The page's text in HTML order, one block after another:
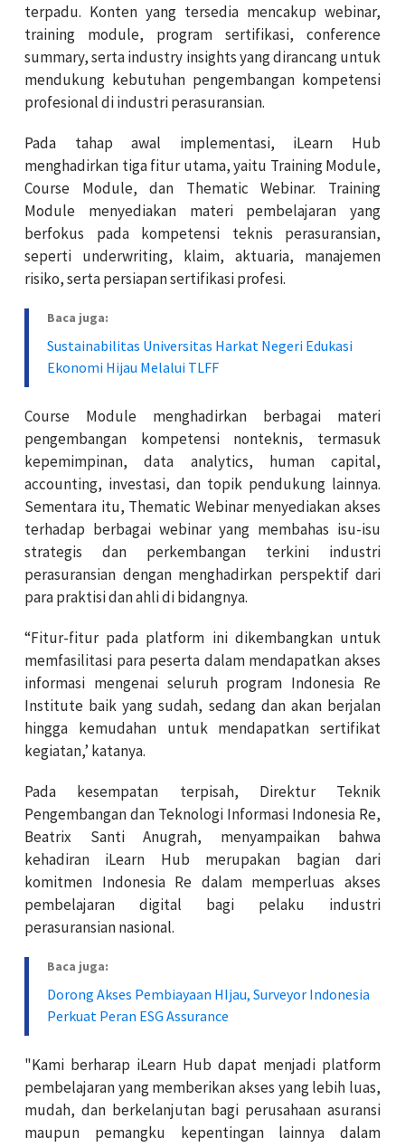
terpadu. Konten yang tersedia mencakup webinar,
training module, program sertifikasi, conference
summary, serta industry insights yang dirancang untuk
mendukung kebutuhan pengembangan kompetensi
profesional di industri perasuransian.
Pada tahap awal implementasi, iLearn Hub
menghadirkan tiga fitur utama, yaitu Training Module,
Course Module, dan Thematic Webinar. Training
Module menyediakan materi pembelajaran yang
berfokus pada kompetensi teknis perasuransian,
seperti underwriting, klaim, aktuaria, manajemen
risiko, serta persiapan sertifikasi profesi.
Baca juga:
Sustainabilitas Universitas Harkat Negeri Edukasi
Ekonomi Hijau Melalui TLFF
Course Module menghadirkan berbagai materi
pengembangan kompetensi nonteknis, termasuk
kepemimpinan, data analytics, human capital,
accounting, investasi, dan topik pendukung lainnya.
Sementara itu, Thematic Webinar menyediakan akses
terhadap berbagai webinar yang membahas isu-isu
strategis dan perkembangan terkini industri
perasuransian dengan menghadirkan perspektif dari
para praktisi dan ahli di bidangnya.
“Fitur-fitur pada platform ini dikembangkan untuk
memfasilitasi para peserta dalam mendapatkan akses
informasi mengenai seluruh program Indonesia Re
Institute baik yang sudah, sedang dan akan berjalan
hingga kemudahan untuk mendapatkan sertifikat
kegiatan,’ katanya.
Pada kesempatan terpisah, Direktur Teknik
Pengembangan dan Teknologi Informasi Indonesia Re,
Beatrix Santi Anugrah, menyampaikan bahwa
kehadiran iLearn Hub merupakan bagian dari
komitmen Indonesia Re dalam memperluas akses
pembelajaran digital bagi pelaku industri
perasuransian nasional.
Baca juga:
Dorong Akses Pembiayaan HIjau, Surveyor Indonesia
Perkuat Peran ESG Assurance
"Kami berharap iLearn Hub dapat menjadi platform
pembelajaran yang memberikan akses yang lebih luas,
mudah, dan berkelanjutan bagi perusahaan asuransi
maupun pemangku kepentingan lainnya dalam